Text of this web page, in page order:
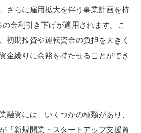
さらに雇用拡大を伴う事業計画を持
金利引き下げが適用されます。こ
初期投資や運転資金の負担を大きく
金繰りに余裕を持たせることができ
融資には、いくつかの種類があり、
「新規開業・スタートアップ支援資